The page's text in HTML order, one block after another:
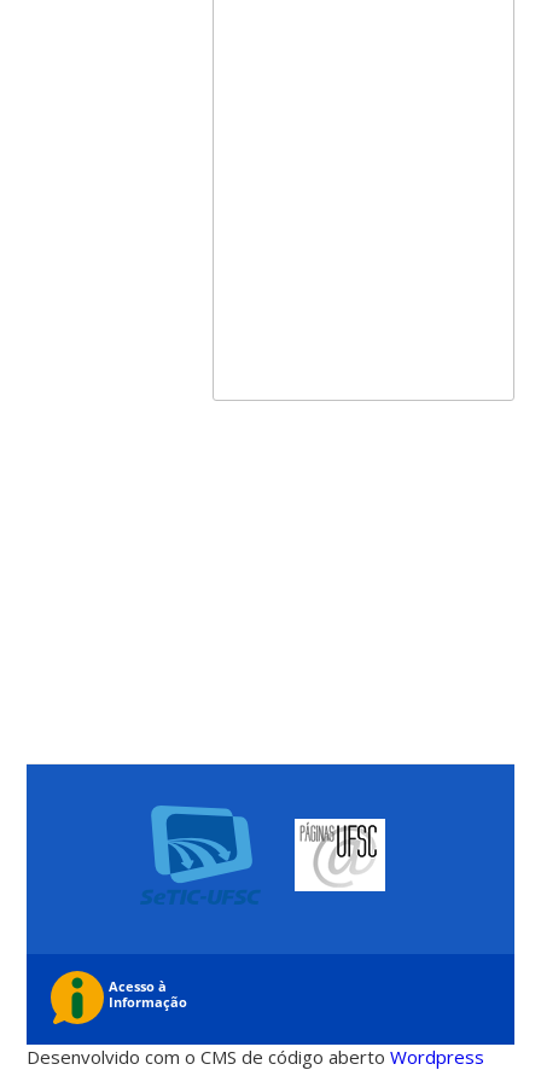
Desenvolvido com o CMS de código abertoWordpress